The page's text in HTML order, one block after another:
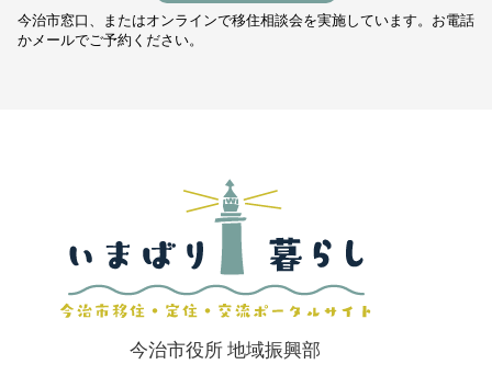
今治市窓口、またはオンラインで移住相談会を実施しています。お電話
かメールでご予約ください。
今治市役所 地域振興部